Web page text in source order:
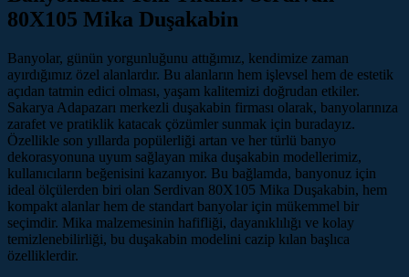
80X105 Mika Duşakabin
Banyolar, günün yorgunluğunu attığımız, kendimize zaman
ayırdığımız özel alanlardır. Bu alanların hem işlevsel hem de estetik
açıdan tatmin edici olması, yaşam kalitemizi doğrudan etkiler.
Sakarya Adapazarı merkezli duşakabin firması olarak, banyolarınıza
zarafet ve pratiklik katacak çözümler sunmak için buradayız.
Özellikle son yıllarda popülerliği artan ve her türlü banyo
dekorasyonuna uyum sağlayan mika duşakabin modellerimiz,
kullanıcıların beğenisini kazanıyor. Bu bağlamda, banyonuz için
ideal ölçülerden biri olan Serdivan 80X105 Mika Duşakabin, hem
kompakt alanlar hem de standart banyolar için mükemmel bir
seçimdir. Mika malzemesinin hafifliği, dayanıklılığı ve kolay
temizlenebilirliği, bu duşakabin modelini cazip kılan başlıca
özelliklerdir.